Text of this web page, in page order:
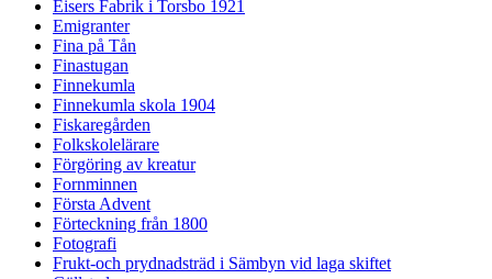
Eisers Fabrik i Torsbo 1921
Emigranter
Fina på Tån
Finastugan
Finnekumla
Finnekumla skola 1904
Fiskaregården
Folkskolelärare
Förgöring av kreatur
Fornminnen
Första Advent
Förteckning från 1800
Fotografi
Frukt-och prydnadsträd i Sämbyn vid laga skiftet